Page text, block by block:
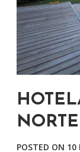
POSTED ON 10